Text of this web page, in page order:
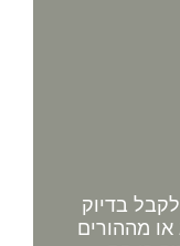
בדיוק
מההורים